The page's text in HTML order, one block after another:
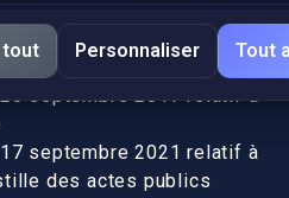
tout Personnaliser Tout
de l'obligation entre les
2016/1191)
septembre 2017 relatif à
septembre 2021 relatif à
des actes publics